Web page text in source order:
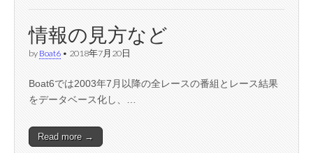
情報の見方など
by Boat6 • 2018年7月20日
Boat6では2003年7月以降の全レースの番組とレース結果
をデータベース化し、…
Read more →